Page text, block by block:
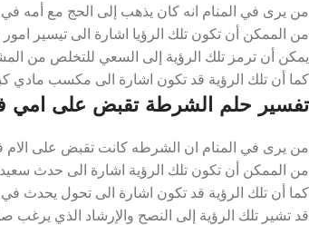
من يرى في المنام انه كان يذهب إلى الحج مع أمه في
من الممكن أن تكون تلك الرؤيا اشارة الى تيسير امور
يمكن أن ترمز تلك الرؤية إلى السعي للتخلص من
كما أن تلك الرؤية قد تكون اشارة الى مكسب مادي
تفسير حلم الشرطة تقبض على امي
من يرى في المنام ان الشرطه كانت تقبض على الام
من الممكن أن تكون تلك الرؤية اشارة الى حدث سعيد
كما أن تلك الرؤية قد تكون اشارة الى تحول يحدث في
قد تشير تلك الرؤية إلى النصح والإرشاد الذي يرغب